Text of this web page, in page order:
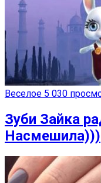
Веселое 5 030
Зуби Зайка
Насмешила)))